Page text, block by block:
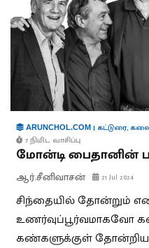
ARUNCHOL.COM | கட்டுரை,
7 நிமிட வாசிப்பு
மோன்டி பைதானின்
ஆர்.சீனிவாசன் 21 Jul 2024
சிந்தையில் தோன்றும்
உணர்வுப்பூர்வமாகவோ
கண்களுக்குள் தோன்றிய